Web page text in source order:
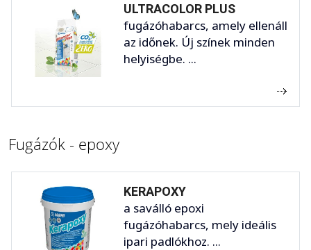
ULTRACOLOR PLUS
fugázóhabarcs, amely ellenáll
az időnek. Új színek minden
helyiségbe. ...
Fugázók - epoxy
KERAPOXY
a saválló epoxi
fugázóhabarcs, mely ideális
ipari padlókhoz. ...